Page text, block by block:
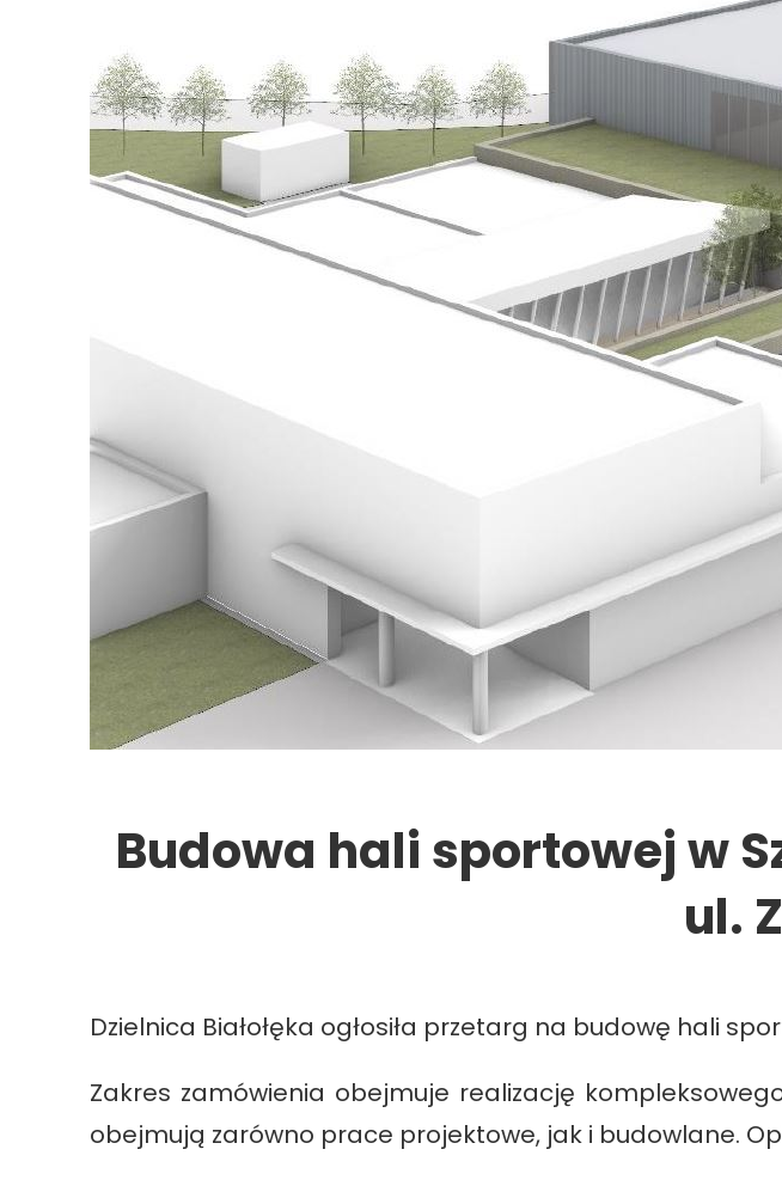
Budowa hali sportowej w
ul.
Dzielnica Białołęka ogłosiła przetarg na budowę hali
Zakres zamówienia obejmuje realizację
obejmują zarówno prace projektowe, jak i budowlane.